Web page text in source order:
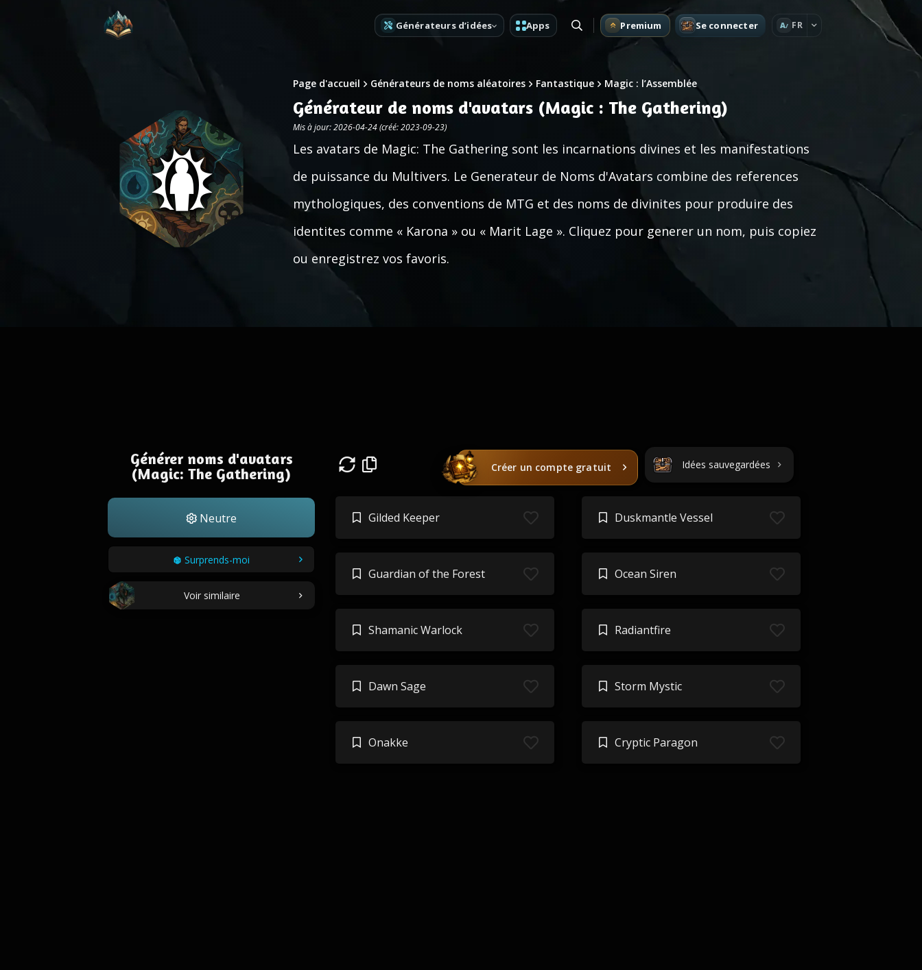
Générateurs d’idées Apps Premium Se connecter A FR
Page d'accueil Générateurs de noms aléatoires Fantastique Magic : l’Assemblée
Générateur de noms d'avatars (Magic : The Gathering)
Mis à jour: 2026-04-24 (créé: 2023-09-23)
Les avatars de Magic: The Gathering sont les incarnations divines et les manifestations
de puissance du Multivers. Le Generateur de Noms d'Avatars combine des references
mythologiques, des conventions de MTG et des noms de divinites pour produire des
identites comme « Karona » ou « Marit Lage ». Cliquez pour generer un nom, puis copiez
ou enregistrez vos favoris.
Générer noms d'avatars
(Magic: The Gathering)
Neutre
Surprends-moi
Voir similaire
Créer un compte gratuit Idées sauvegardées
Gilded Keeper Duskmantle Vessel
Guardian of the Forest Ocean Siren
Shamanic Warlock Radiantfire
Dawn Sage Storm Mystic
Onakke Cryptic Paragon